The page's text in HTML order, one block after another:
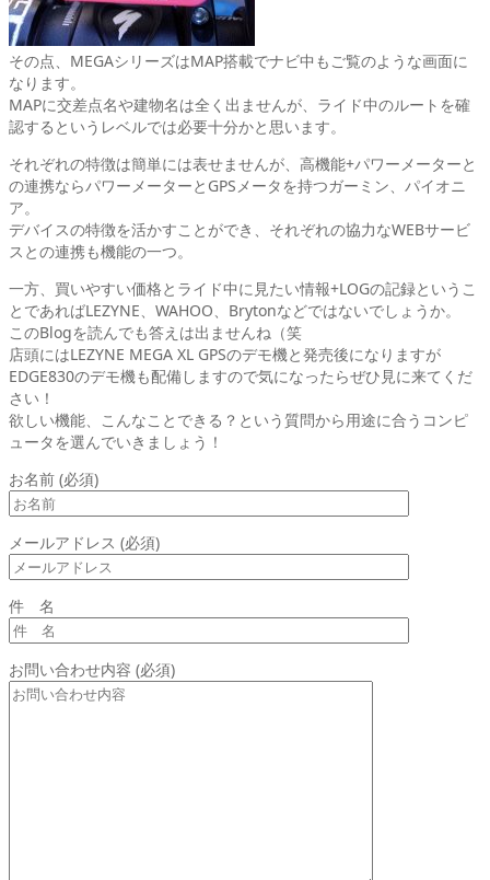
その点、MEGAシリーズはMAP搭載でナビ中もご覧のような画面に
なります。
MAPに交差点名や建物名は全く出ませんが、ライド中のルートを確
認するというレベルでは必要十分かと思います。
それぞれの特徴は簡単には表せませんが、高機能+パワーメーターと
の連携ならパワーメーターとGPSメータを持つガーミン、パイオニ
ア。
デバイスの特徴を活かすことができ、それぞれの協力なWEBサービ
スとの連携も機能の一つ。
一方、買いやすい価格とライド中に見たい情報+LOGの記録というこ
とであればLEZYNE、WAHOO、Brytonなどではないでしょうか。
このBlogを読んでも答えは出ませんね（笑
店頭にはLEZYNE MEGA XL GPSのデモ機と発売後になりますが
EDGE830のデモ機も配備しますので気になったらぜひ見に来てくだ
さい！
欲しい機能、こんなことできる？という質問から用途に合うコンピ
ュータを選んでいきましょう！
お名前 (必須)
メールアドレス (必須)
件 名
お問い合わせ内容 (必須)